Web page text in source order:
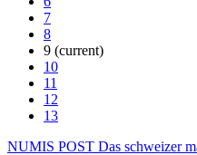
7
8
9 (current)
10
11
12
13
NUMIS POST Das schweizer